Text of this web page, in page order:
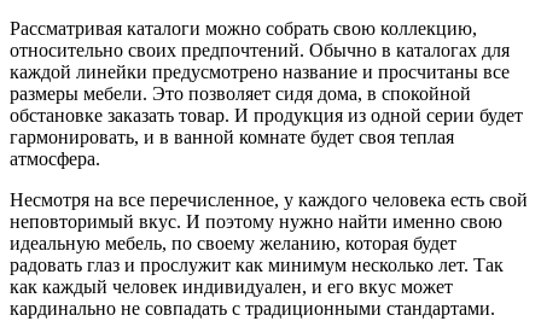
Рассматривая каталоги можно собрать свою коллекцию,
относительно своих предпочтений. Обычно в каталогах для
каждой линейки предусмотрено название и просчитаны все
размеры мебели. Это позволяет сидя дома, в спокойной
обстановке заказать товар. И продукция из одной серии будет
гармонировать, и в ванной комнате будет своя теплая
атмосфера.
Несмотря на все перечисленное, у каждого человека есть свой
неповторимый вкус. И поэтому нужно найти именно свою
идеальную мебель, по своему желанию, которая будет
радовать глаз и прослужит как минимум несколько лет. Так
как каждый человек индивидуален, и его вкус может
кардинально не совпадать с традиционными стандартами.